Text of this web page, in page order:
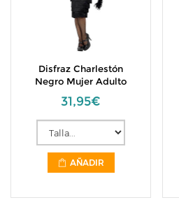
Disfraz Charlestón
Negro Mujer Adulto
31,95€
AÑADIR